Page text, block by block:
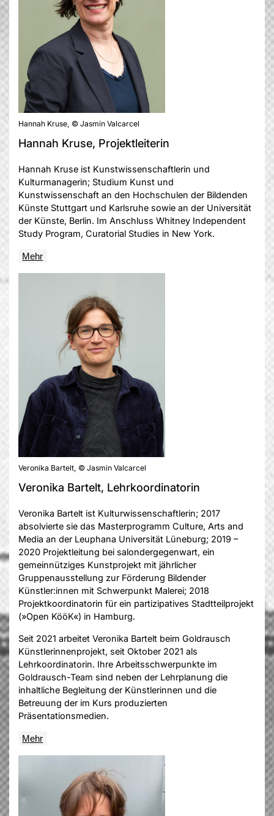
Hannah Kruse, © Jasmin Valcarcel
Hannah Kruse, Projektleiterin
Hannah Kruse ist Kunstwissenschaftlerin und
Kulturmanagerin; Studium Kunst und
Kunstwissenschaft an den Hochschulen der Bildenden
Künste Stuttgart und Karlsruhe sowie an der Universität
der Künste, Berlin. Im Anschluss Whitney Independent
Study Program, Curatorial Studies in New York.
Mehr
Veronika Bartelt, © Jasmin Valcarcel
Veronika Bartelt, Lehrkoordinatorin
Veronika Bartelt ist Kulturwissenschaftlerin; 2017
absolvierte sie das Masterprogramm Culture, Arts and
Media an der Leuphana Universität Lüneburg; 2019 –
2020 Projektleitung bei salondergegenwart, ein
gemeinnütziges Kunstprojekt mit jährlicher
Gruppenausstellung zur Förderung Bildender
Künstler:innen mit Schwerpunkt Malerei; 2018
Projektkoordinatorin für ein partizipatives Stadtteilprojekt
(»Open KööK«) in Hamburg.
Seit 2021 arbeitet Veronika Bartelt beim Goldrausch
Künstlerinnenprojekt, seit Oktober 2021 als
Lehrkoordinatorin. Ihre Arbeitsschwerpunkte im
Goldrausch-Team sind neben der Lehrplanung die
inhaltliche Begleitung der Künstlerinnen und die
Betreuung der im Kurs produzierten
Präsentationsmedien.
Mehr